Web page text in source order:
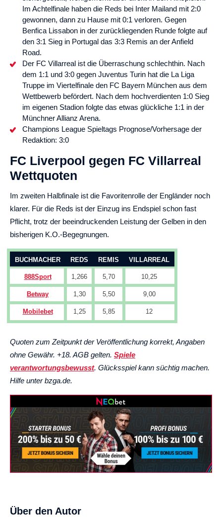
Im Achtelfinale haben die Reds bei Inter Mailand mit 2:0
gewonnen, dann zu Hause mit 0:1 verloren. Gegen
Benfica Lissabon in der zurückliegenden Runde folgte auf
den 3:1 Sieg in Portugal das 3:3 Remis an der Anfield
Road.
Der FC Villarreal ist die Überraschung schlechthin. Nach
dem 1:1 und 3:0 gegen Juventus Turin hat die La Liga
Truppe im Viertelfinale den FC Bayern München aus dem
Wettbewerb befördert. Nach dem hochverdienten 1:0 Sieg
im eigenen Stadion folgte das etwas glückliche 1:1 in der
Münchner Allianz Arena.
Champions League Spieltags Prognose/Vorhersage der
Redaktion: 3:0
FC Liverpool gegen FC Villarreal
Wettquoten
Im zweiten Halbfinale ist die Favoritenrolle der Engländer noch
klarer. Für die Reds ist der Einzug ins Endspiel schon fast
Pflicht, trotz der beeindruckenden Leistung der Gelben in den
bisherigen K.O.-Begegnungen.
BUCHMACHER REDS REMIS VILLARREAL
888Sport 1,266 5,70 10,25
Betway 1,30 5,50 9,00
Mobilebet 1,25 5,85 12
Quoten zum Zeitpunkt der Veröffentlichung korrekt, Angaben
ohne Gewähr. +18. AGB gelten. Spiele
verantwortungsbewusst. Glücksspiel kann süchtig machen.
Hilfe unter bzga.de.
Über den Autor